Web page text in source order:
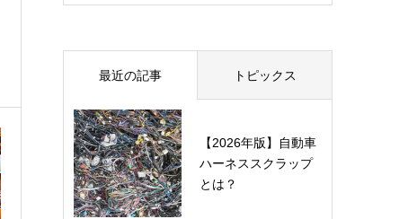
最近の記事 トピックス
【2026年版】自動車
ハーネススクラップ
とは？